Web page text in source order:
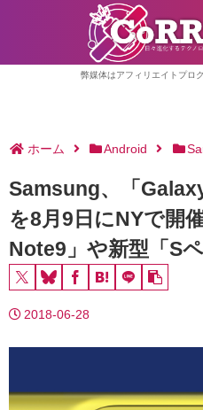
弊媒体はアフィリエイトプロ
ホーム Android
Samsung、「
を8月9日にNYで開
Note9」や新型「S
2018-06-28